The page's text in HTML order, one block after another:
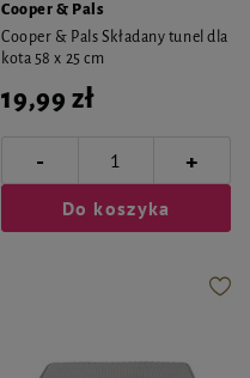
Cooper & Pals
Cooper & Pals Składany tunel dla
kota 58 x 25 cm
19,99 zł
- +
Do koszyka